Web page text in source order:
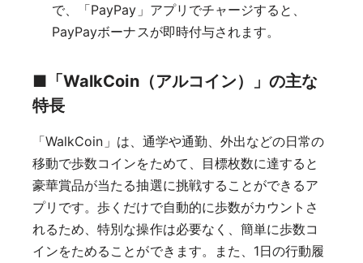
で、「PayPay」アプリでチャージすると、
PayPayボーナスが即時付与されます。
■「WalkCoin（アルコイン）」の主な
特長
「WalkCoin」は、通学や通勤、外出などの日常の
移動で歩数コインをためて、目標枚数に達すると
豪華賞品が当たる抽選に挑戦することができるア
プリです。歩くだけで自動的に歩数がカウントさ
れるため、特別な操作は必要なく、簡単に歩数コ
インをためることができます。また、1日の行動履